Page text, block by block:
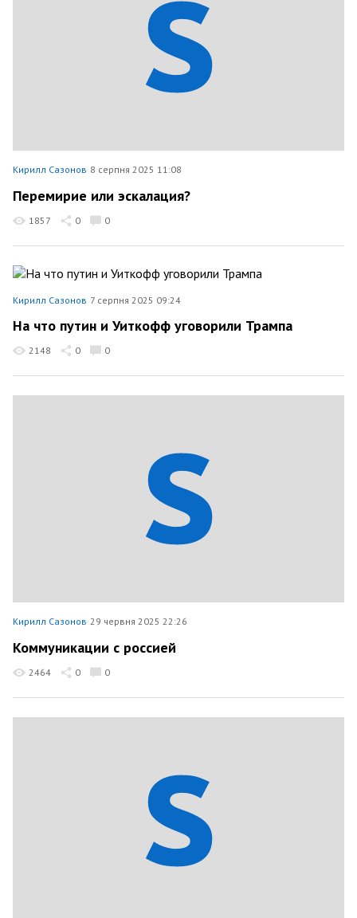
Кирилл Сазонов 8 серпня 2025 11:08
Перемирие или эскалация?
1857 0 0
Кирилл Сазонов 7 серпня 2025 09:24
На что путин и Уиткофф уговорили Трампа
2148 0 0
Кирилл Сазонов 29 червня 2025 22:26
Коммуникации с россией
2464 0 0